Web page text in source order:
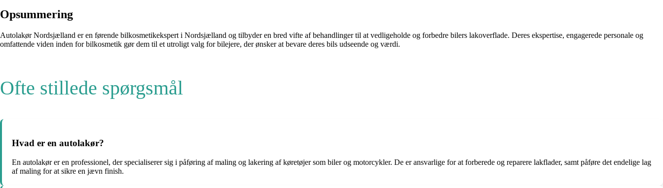
Opsummering
Autolakør Nordsjælland er en førende bilkosmetikekspert i Nordsjælland og tilbyder en bred vifte af behandlinger til at vedligeholde og forbedre bilers lakoverflade. Deres ekspertise, engagerede personale og
omfattende viden inden for bilkosmetik gør dem til et utroligt valg for bilejere, der ønsker at bevare deres bils udseende og værdi.
Ofte stillede spørgsmål
Hvad er en autolakør?
En autolakør er en professionel, der specialiserer sig i påføring af maling og lakering af køretøjer som biler og motorcykler. De er ansvarlige for at forberede og reparere lakflader, samt påføre det endelige lag
af maling for at sikre en jævn finish.